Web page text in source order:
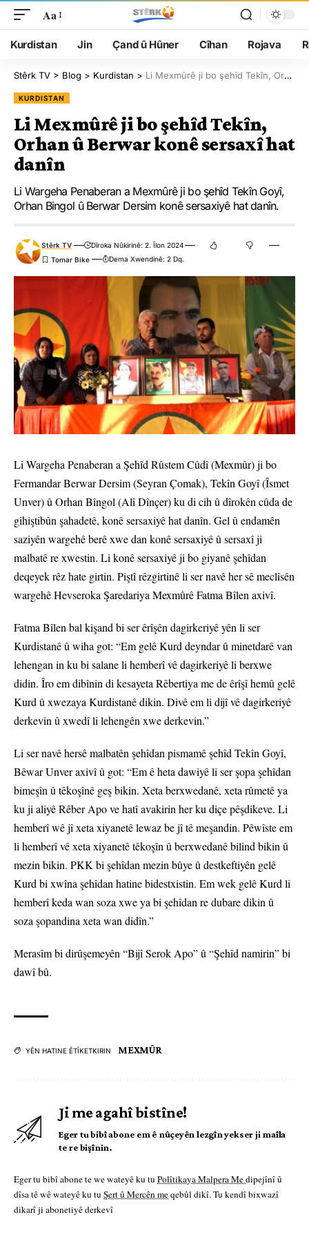
Aa
Kurdistan Jin Çand û Hûner Cîhan Rojava
Stêrk TV > Blog > Kurdistan > Li Mexmûrê ji bo şehîd Tekîn, Orhan û Berwar konê sersaxî hat danîn
KURDISTAN
Li Mexmûrê ji bo şehîd Tekîn,
Orhan û Berwar konê sersaxî hat
danîn
Li Wargeha Penaberan a Mexmûrê ji bo şehîd Tekîn Goyî,
Orhan Bingol û Berwar Dersim konê sersaxiyê hat danîn.
Stêrk TV
Dîroka Nûkirinê: 2. Îlon 2024
Dema Xwendinê: 2 Dq.
Li Wargeha Penaberan a Şehîd Rûstem Cûdî (Mexmûr) ji bo
Fermandar Berwar Dersim (Seyran Çomak), Tekîn Goyî (Îsmet
Unver) û Orhan Bîngol (Alî Dînçer) ku di cih û dîrokên cûda de
gihiştibûn şahadetê, konê sersaxiyê hat danîn. Gel û endamên
saziyên wargehê berê xwe dan konê sersaxiyê û sersaxî ji
malbatê re xwestin. Li konê sersaxiyê ji bo giyanê şehîdan
deqeyek rêz hate girtin. Piştî rêzgirtinê li ser navê her sê meclîsên
wargehê Hevseroka Şaredariya Mexmûrê Fatma Bîlen axivî.
Fatma Bîlen bal kişand bi ser êrîşên dagirkeriyê yên li ser
Kurdistanê û wiha got: “Em gelê Kurd deyndar û minetdarê van
lehengan in ku bi salane li hemberî vê dagirkeriyê li berxwe
didin. Îro em dibînin di kesayeta Rêbertiya me de êrîşî hemû gelê
Kurd û xwezaya Kurdistanê dikin. Divê em li dijî vê dagirkeriyê
derkevin û xwedî li lehengên xwe derkevin.”
Li ser navê hersê malbatên şehîdan pismamê şehîd Tekîn Goyî,
Bêwar Unver axivî û got: “Em ê heta dawiyê li ser şopa şehîdan
bimeşîn û têkoşînê geş bikin. Xeta berxwedanê, xeta rûmetê ya
ku ji aliyê Rêber Apo ve hatî avakirin her ku diçe pêşdikeve. Li
hemberî wê jî xeta xiyanetê lewaz be jî tê meşandin. Pêwîste em
li hemberî vê xeta xiyanetê têkoşîn û berxwedanê bilind bikin û
mezin bikin. PKK bi şehîdan mezin bûye û destkeftiyên gelê
Kurd bi xwîna şehîdan hatine bidestxistin. Em wek gelê Kurd li
hemberî keda wan soza xwe ya bi şehîdan re dubare dikin û
soza şopandina xeta wan didîn.”
Merasîm bi dirûşemeyên “Bijî Serok Apo” û “Şehîd namirin” bi
dawî bû.
YÊN HATINE ÊTÎKETKIRIN MEXMÛR
Ji me agahî bistîne!
Eger tu bibî abone em ê nûçeyên lezgîn yekser ji maîla
te re bişînin.
Eger tu bibî abone te we wateyê ku tu Polîtikaya Malpera Medipejînî û
dîsa tê wê wateyê ku tu Şert û Mercên meqebûl dikî. Tu kendî bixwazî
dikarî ji abonetiyê derkevî